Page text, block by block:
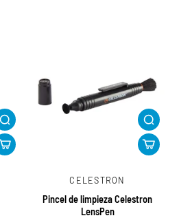
CELESTRON
Pincel de limpieza Celestron
LensPen